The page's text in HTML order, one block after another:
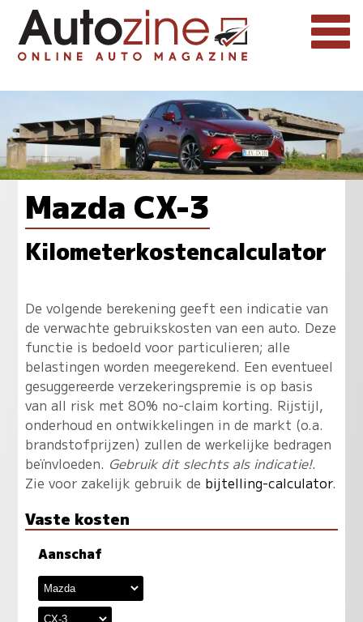
Mazda CX-3
Kilometerkostencalculator
De volgende berekening geeft een indicatie van
de verwachte gebruikskosten van een auto. Deze
functie is bedoeld voor particulieren; alle
belastingen worden meegerekend. Een eventueel
gesuggereerde verzekeringspremie is op basis
van all risk met 80% no-claim korting. Rijstijl,
onderhoud en ontwikkelingen in de markt (o.a.
brandstofprijzen) zullen de werkelijke bedragen
beïnvloeden. Gebruik dit slechts als indicatie!.
Zie voor zakelijk gebruik de bijtelling-calculator.
Vaste kosten
Aanschaf